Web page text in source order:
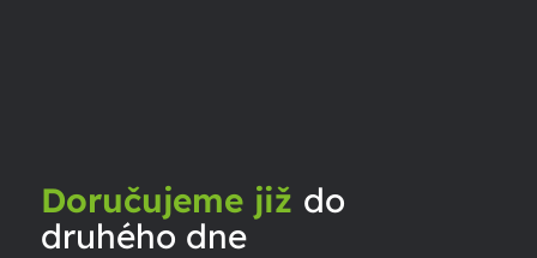
Doručujeme již do
druhého dne